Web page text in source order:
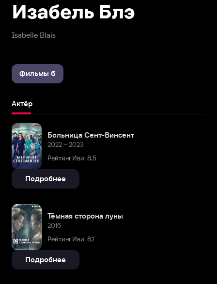
Isabelle Blais
Изабель Блэ
Фильмы 6
Актёр
Больница Сент-Винсент
2022 – 2023
Рейтинг Иви: 8,5
Подробнее
Тёмная сторона луны
2016
Рейтинг Иви: 8,1
Подробнее